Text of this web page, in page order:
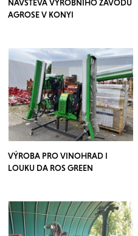
NÁVŠTĚVA VÝROBNÍHO ZÁVODU
AGROSE V KONYI
VÝROBA PRO VINOHRAD I
LOUKU DA ROS GREEN